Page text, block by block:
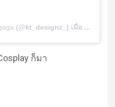
(@kt_designz_) เมื่อ ธ.ค. 18,
ก็มา